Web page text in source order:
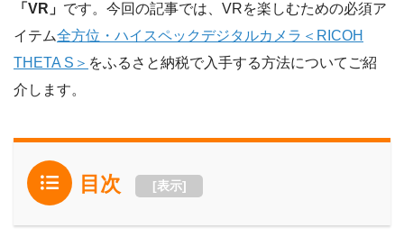
「VR」 です。今回の記事では、VRを楽しむための必須ア
イテム全方位・ハイスペックデジタルカメラ＜RICOH
THETA S＞ をふるさと納税で入手する方法についてご紹
介します。
目次 [表示]